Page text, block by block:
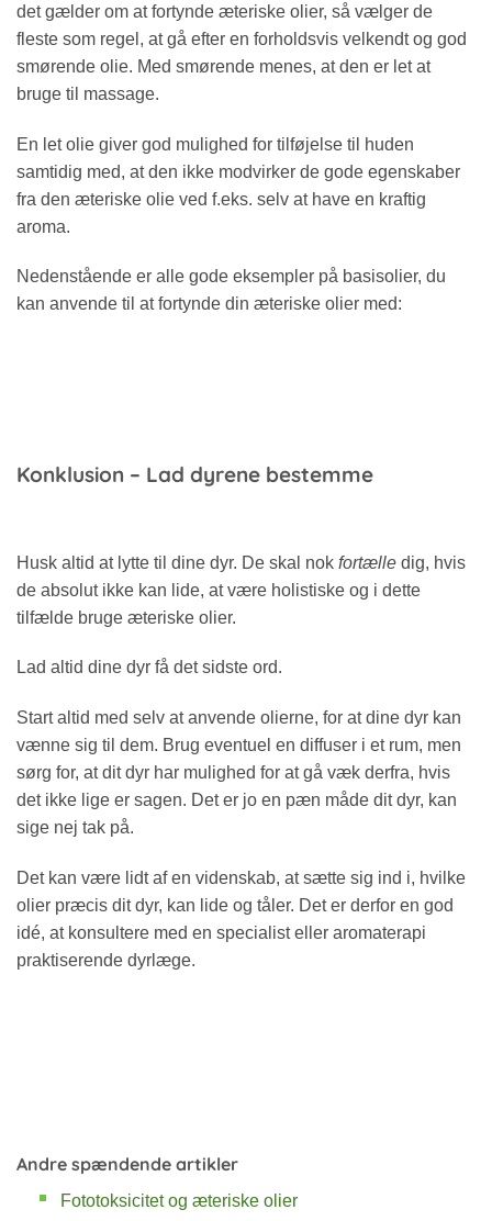
det gælder om at fortynde æteriske olier, så vælger de
fleste som regel, at gå efter en forholdsvis velkendt og god
smørende olie. Med smørende menes, at den er let at
bruge til massage.
En let olie giver god mulighed for tilføjelse til huden
samtidig med, at den ikke modvirker de gode egenskaber
fra den æteriske olie ved f.eks. selv at have en kraftig
aroma.
Nedenstående er alle gode eksempler på basisolier, du
kan anvende til at fortynde din æteriske olier med:
Konklusion – Lad dyrene bestemme
Husk altid at lytte til dine dyr. De skal nok fortælle dig, hvis
de absolut ikke kan lide, at være holistiske og i dette
tilfælde bruge æteriske olier.
Lad altid dine dyr få det sidste ord.
Start altid med selv at anvende olierne, for at dine dyr kan
vænne sig til dem. Brug eventuel en diffuser i et rum, men
sørg for, at dit dyr har mulighed for at gå væk derfra, hvis
det ikke lige er sagen. Det er jo en pæn måde dit dyr, kan
sige nej tak på.
Det kan være lidt af en videnskab, at sætte sig ind i, hvilke
olier præcis dit dyr, kan lide og tåler. Det er derfor en god
idé, at konsultere med en specialist eller aromaterapi
praktiserende dyrlæge.
Andre spændende artikler
Fototoksicitet og æteriske olier